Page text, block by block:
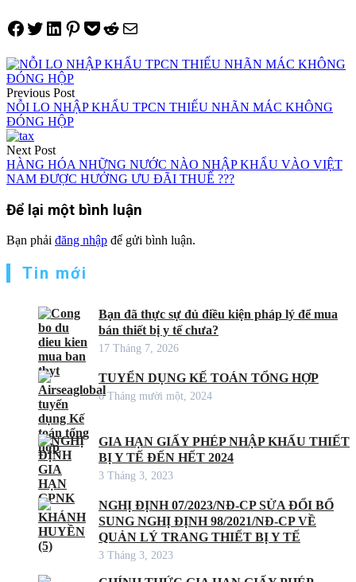
Share on Facebook
Tweet on Twitter
Share on LinkedIn
Pin on Pinterest
Save to pocket
Share on Reddit
Share via Email
Điều
hướng
bài
viết
Previous Post
NỖI LO NHẬP KHẨU TPCN THIẾU NHÃN MÁC KHÔNG
ĐÓNG HỘP
Next Post
HÀNG HÓA NHỮNG NƯỚC NÀO NHẬP KHẨU VÀO VIỆT
NAM ĐƯỢC HƯỞNG ƯU ĐÃI THUẾ ???
Để lại một bình luận
Bạn phải đăng nhập để gửi bình luận.
Tin mới
Bạn đã thực sự đủ điều kiện pháp lý để mua
bán thiết bị y tế chưa?
17 Tháng 7, 2026
TUYỂN DỤNG KẾ TOÁN TỔNG HỢP
6 Tháng mười một, 2024
GIA HẠN GIẤY PHÉP NHẬP KHẨU THIẾT
BỊ Y TẾ ĐẾN HẾT 2024
3 Tháng 3, 2023
NGHỊ ĐỊNH 07/2023/NĐ-CP SỬA ĐỔI BỔ
SUNG NGHỊ ĐỊNH 98/2021/NĐ-CP VỀ
QUẢN LÝ TRANG THIẾT BỊ Y TẾ
3 Tháng 3, 2023